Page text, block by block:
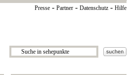
Presse - Partner - Datenschutz - Hilfe